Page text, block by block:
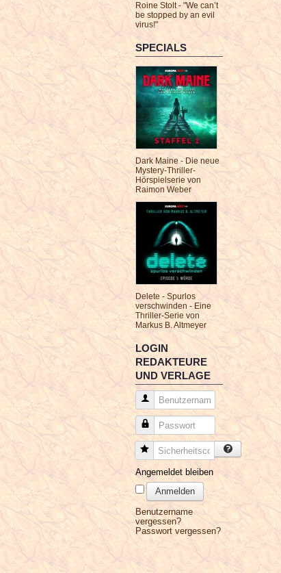
Roine Stolt - "We can’t
be stopped by an evil
virus!"
SPECIALS
Dark Maine - Die neue
Mystery-Thriller-
Hörspielserie von
Raimon Weber
Delete - Spurlos
verschwinden - Eine
Thriller-Serie von
Markus B. Altmeyer
LOGIN
REDAKTEURE
UND VERLAGE
Benutzername
Passwort
Sicherheitscode
Angemeldet bleiben
Anmelden
Benutzername
vergessen?
Passwort vergessen?